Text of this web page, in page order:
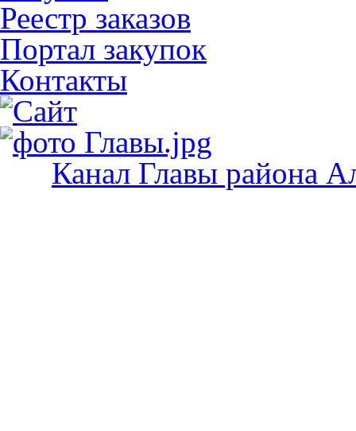
Реестр заказов
Портал закупок
Контакты
Канал Главы района